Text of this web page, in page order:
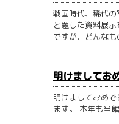
戦国時代、稀代
と題した資料展
ですが、どんな
明けましてお
明けましておめ
ます。 本年も当